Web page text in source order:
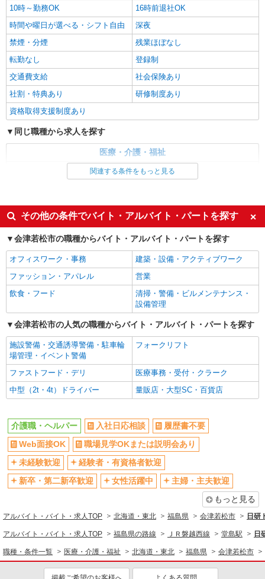
会津若松市 その他多数
キープ
派遣社員
株式会社kotrio /●SD-H-1894998
＜会津若松市＞デイサービスSTAFF＊16時退
社もOK！子育て世代活躍中
通費全支給(ガソリン代含む)＞
会津若松市
キープ 詳細を見る
介護スタッフ ◆デイサービス、サービス付き
高齢者向け住宅、グループホームなど様々な勤
務先から選べます。
未経験：時給1400〜1600円（資格・経験によ
る） 経験者：時給1600〜1800円（資格・経験によ
る） ◎月収例 時給1800円×1日8時間×22日（週5
日）＝31万6800円 ◆昇給あり ◆支払い方法 ※日
払い/週払い/月払い対応も可能です。詳しくは面談
時にご相談ください。 ◆交通費：別途全額支給 ※
福島県会津若松市 【最寄駅】 ◆各線「会津若
松駅」 ◆各線「西若松駅」 ◆JR只見線「会津本
郷駅」 ★その他、近隣に多数勤務地あります！
派遣社員
株式会社kotrio /●SD-H-1909125
会津若松市▼綺麗なサ高住で生活ケア▼清掃や
フロアの巡回など
時給1350円〜2062円 ＜日払い有/週払い有/交
通費全支給(ガソリン代含む)＞
キープ 詳細を見る
派遣社員
株式会社kotrio /●SD-H-1894705
＜会津若松市＞サ高住スタッフ＊教育体制充実
時給1450円〜2062円 ＜日払い有/週払い有/交
通費全支給(ガソリン代含む)＞
会津若松市
キープ 詳細を見る
10時～勤務OK
16時前退社OK
時間や曜日が選べる・シフト自由
深夜
禁煙・分煙
残業ほぼなし
転勤なし
登録制
交通費支給
社会保険あり
社割・特典あり
研修制度あり
資格取得支援制度あり
同じ職種から求人を探す
医療・介護・福祉
未経験歓迎
ミドル（40代～）活躍中
週2～3日勤務OK
深夜
交通費支給
社会保険あり
関連する条件をもっと見る
その他の条件でバイト・アルバイト・パートを探す
会津若松市の職種からバイト・アルバイト・パートを探す
オフィスワーク・事務
建築・設備・アクティブワーク
ファッション・アパレル
営業
飲食・フード
清掃・警備・ビルメンテナンス・
設備管理
会津若松市の人気の職種からバイト・アルバイト・パートを探す
施設警備・交通誘導警備・駐車輪
場管理・イベント警備
フォークリフト
ファストフード・デリ
医療事務・受付・クラーク
中型（2t・4t）ドライバー
量販店・大型SC・百貨店
介護職・ヘルパー 入社日応相談
履歴書不要
Web面接OK
職場見学OKまたは説明会あり
未経験歓迎
経験者・有資格者歓迎
新卒・第二新卒歓迎
女性活躍中
主婦・主夫歓迎
もっと見る
アルバイト・バイト・求人TOP 北海道・東北 福島県 会津若松市 日研
アルバイト・バイト・求人TOP 福島県の路線 ＪＲ磐越西線 堂島駅 日
職種・条件一覧 医療・介護・福祉 北海道・東北 福島県 会津若松市